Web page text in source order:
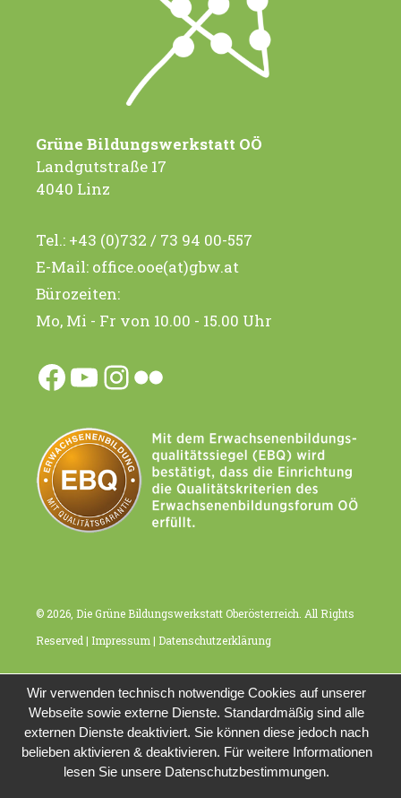
Grüne Bildungswerkstatt OÖ
Landgutstraße 17
4040 Linz
Tel.: +43 (0)732 / 73 94 00-557
E-Mail: office.ooe(at)gbw.at
Bürozeiten:
Mo, Mi - Fr von 10.00 - 15.00 Uhr
Facebook
YouTube
Instagram
Flickr
© 2026, Die Grüne Bildungswerkstatt Oberösterreich. All Rights
Reserved | Impressum | Datenschutzerklärung
Wir verwenden technisch notwendige Cookies auf unserer
Webseite sowie externe Dienste. Standardmäßig sind alle
externen Dienste deaktiviert. Sie können diese jedoch nach
belieben aktivieren & deaktivieren. Für weitere Informationen
lesen Sie unsere Datenschutzbestimmungen.